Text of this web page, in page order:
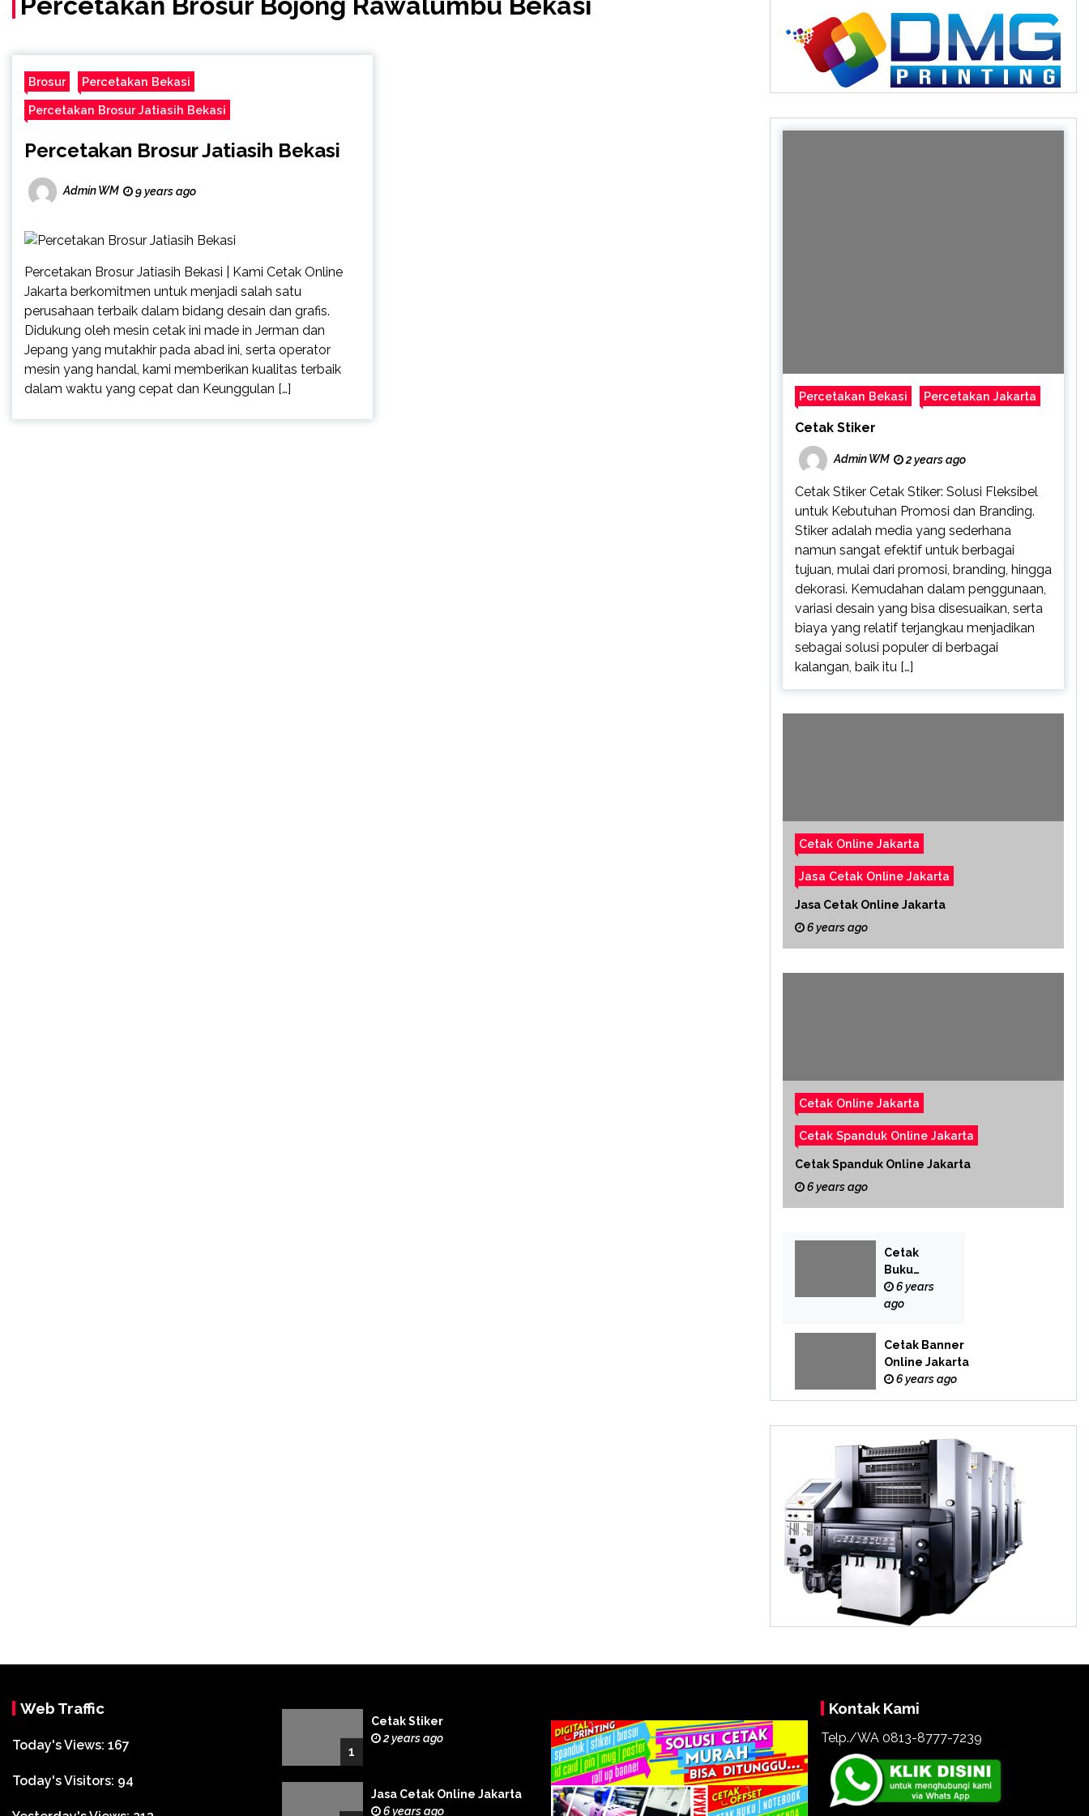
Brosur Percetakan Bekasi
Percetakan Brosur Jatiasih Bekasi
Percetakan Brosur Jatiasih Bekasi
Admin WM 9 years ago
Percetakan Brosur Jatiasih Bekasi | Kami Cetak Online
Jakarta berkomitmen untuk menjadi salah satu
perusahaan terbaik dalam bidang desain dan grafis.
Didukung oleh mesin cetak ini made in Jerman dan
Jepang yang mutakhir pada abad ini, serta operator
mesin yang handal, kami memberikan kualitas terbaik
dalam waktu yang cepat dan Keunggulan […]
Percetakan Bekasi Percetakan Jakarta
Cetak Stiker
Admin WM 2 years ago
Cetak Stiker Cetak Stiker: Solusi Fleksibel
untuk Kebutuhan Promosi dan Branding.
Stiker adalah media yang sederhana
namun sangat efektif untuk berbagai
tujuan, mulai dari promosi, branding, hingga
dekorasi. Kemudahan dalam penggunaan,
variasi desain yang bisa disesuaikan, serta
biaya yang relatif terjangkau menjadikan
sebagai solusi populer di berbagai
kalangan, baik itu […]
Cetak Online Jakarta
Jasa Cetak Online Jakarta
Jasa Cetak Online Jakarta
6 years ago
Cetak Online Jakarta
Cetak Spanduk Online Jakarta
Cetak Spanduk Online Jakarta
6 years ago
Cetak
Buku
Yasin
Online
6 years
ago
Cetak Banner
Online Jakarta
6 years ago
Web Traffic
Today's Views: 167
Today's Visitors: 94
1
Cetak Stiker
2 years ago
Jasa Cetak Online Jakarta
6 years ago
Kontak Kami
Telp./WA 0813-8777-7239